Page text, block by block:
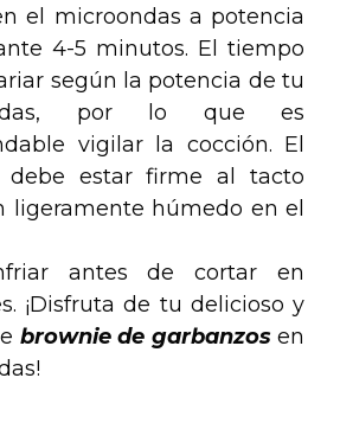
el microondas a potencia
4-5 minutos. El tiempo
según la potencia de tu
por lo que es
vigilar la cocción. El
debe estar firme al tacto
ligeramente húmedo en el
antes de cortar en
¡Disfruta de tu delicioso y
brownie de garbanzosen